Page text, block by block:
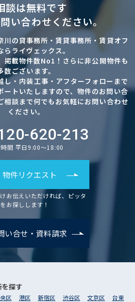
談は無料です
い合わせください。
川の貸事務所・賃貸事務所・賃貸オフ
らライヴェックス。
掲載物件数No1！さらに非公開物件も
数ございます。
し・内装工事・アフターフォローまで
ートいたしますので、物件のお問い合
相談まで何でもお気軽にお問い合わせ
ください。
620-213
時間 平日9:00～18:00
物件リクエスト
お伝えいただければ、ピッタ
お探しします！
い合せ・資料請求
探す
区 港区 新宿区 渋谷区 文京区
台東